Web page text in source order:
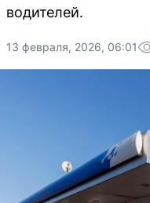
водителей.
13 февраля, 2026, 06:01